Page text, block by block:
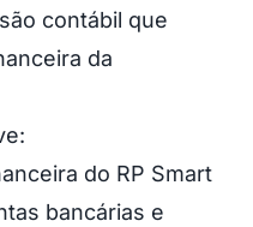
contábil que
da
do RP Smart
bancárias e